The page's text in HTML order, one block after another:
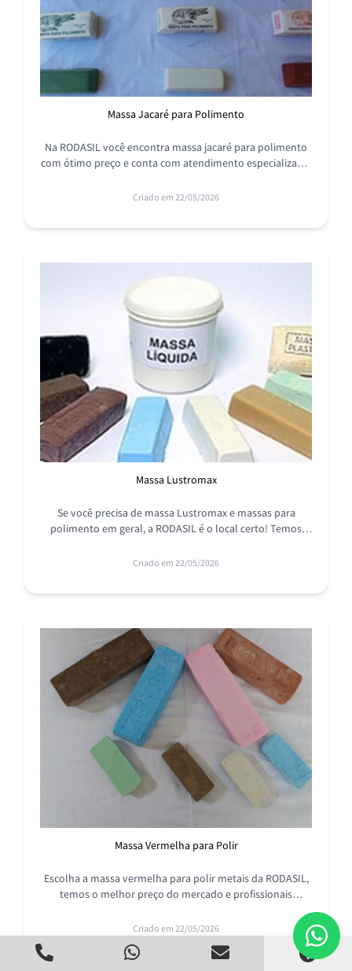
Massa Jacaré para Polimento
Na RODASIL você encontra massa jacaré para polimento
com ótimo preço e conta com atendimento especializado,
Criado em 22/05/2026
Massa Lustromax
Se você precisa de massa Lustromax e massas para
polimento em geral, a RODASIL é o local certo! Temos
mercado.
Criado em 22/05/2026
Massa Vermelha para Polir
Escolha a massa vermelha para polir metais da RODASIL,
temos o melhor preço do mercado e profissionais
Criado em 22/05/2026